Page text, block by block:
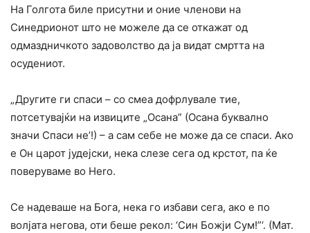
Ha Голгота биле присутни и оние членови на
Синедрионот што не можеле да се откажат од
одмаздничкото задоволство да ja видат смртта на
осудениот.
„Другите ги спаси – co смеа дофрлувале тие,
потсетувајќи на извиците „Осана” (Осана буквално
значи Спаси не’!) – а сам себе не може да се спаси. Ако
е Он царот јудејски, нека слезе сега од крстот, па ќе
поверуваме во Hero.
Ce надеваше на Бога, нека го избави сега, ако е по
волјата негова, оти беше рекол: ‘Син Божји Сум!”‘. (Мат.